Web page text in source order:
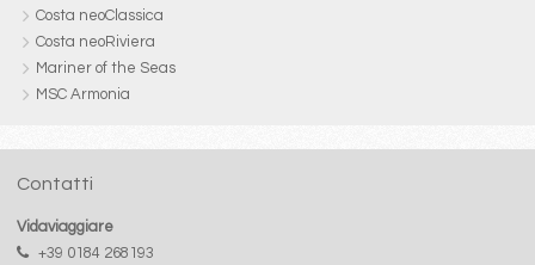
Costa neoClassica
Costa neoRiviera
Mariner of the Seas
MSC Armonia
Contatti
Vidaviaggiare
+39 0184 268193